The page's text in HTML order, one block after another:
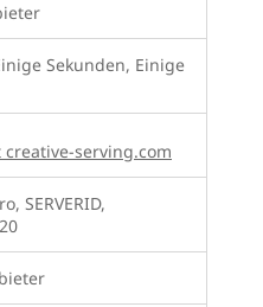
Sekunden, Einige
creative-serving.com
SERVERID,